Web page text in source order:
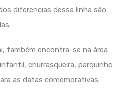
diferencias dessa linha são
também encontra-se na área
churrasqueira, parquinho
as datas comemorativas.